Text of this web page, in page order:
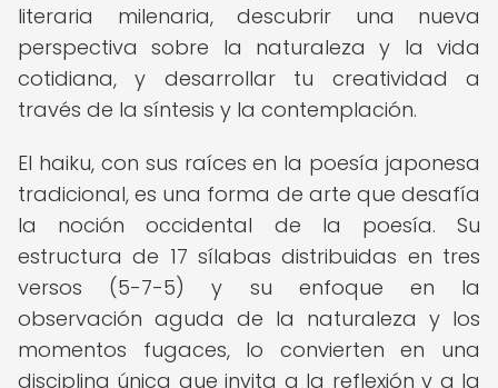
literaria milenaria, descubrir una nueva
perspectiva sobre la naturaleza y la vida
cotidiana, y desarrollar tu creatividad a
través de la síntesis y la contemplación.
El haiku, con sus raíces en la poesía japonesa
tradicional, es una forma de arte que desafía
la noción occidental de la poesía. Su
estructura de 17 sílabas distribuidas en tres
versos (5-7-5) y su enfoque en la
observación aguda de la naturaleza y los
momentos fugaces, lo convierten en una
disciplina única que invita a la reflexión y a la